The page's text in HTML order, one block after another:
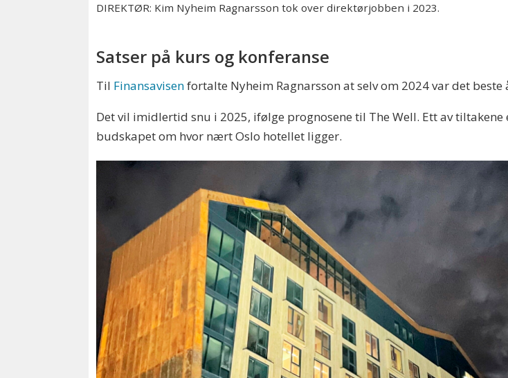
DIREKTØR: Kim Nyheim Ragnarsson tok over direktørjobben i 2023.
Satser på kurs og konferanse
Til Finansavisenfortalte Nyheim Ragnarsson at selv om 2024 var det
Det vil imidlertid snu i 2025, ifølge prognosene til The Well. Ett av
budskapet om hvor nært Oslo hotellet ligger.